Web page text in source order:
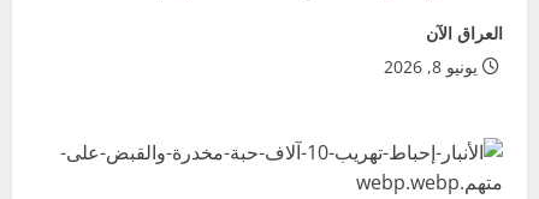
العراق الآن
يونيو 8, 2026